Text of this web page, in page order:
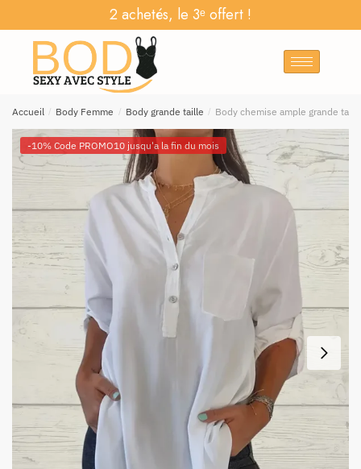
2 achetés, le 3ᵉ offert !
Accueil / Body Femme / Body grande taille / Body chemise ample grande
-10% Code PROMO10 jusqu'a la fin du mois